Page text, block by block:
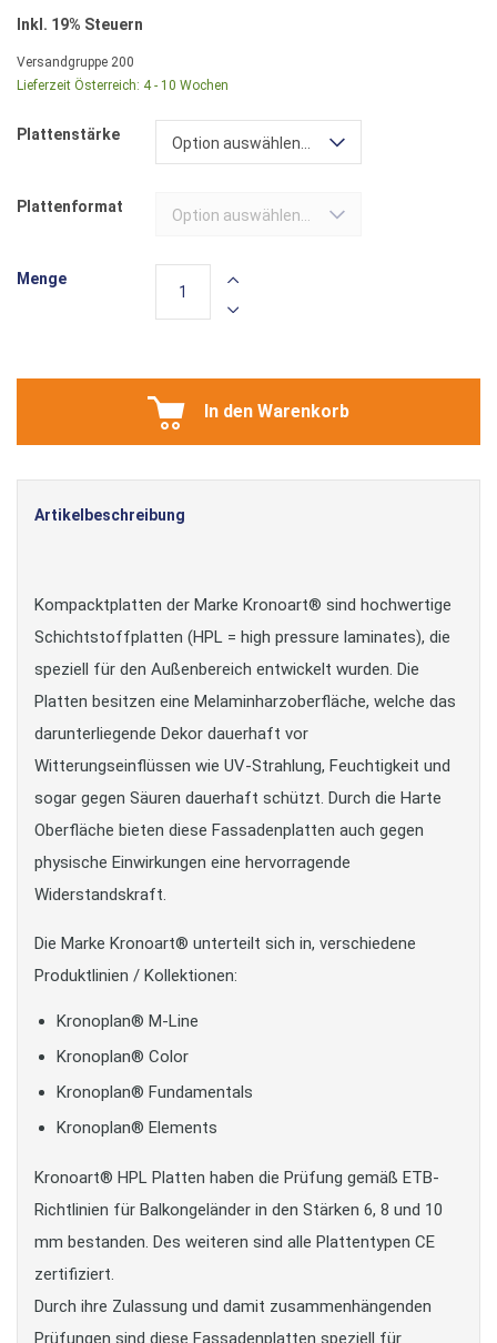
Inkl. 19% Steuern
Versandgruppe 200
Lieferzeit Österreich: 4 - 10 Wochen
Plattenstärke Option auswählen...
Plattenformat Option auswählen...
Menge
In den Warenkorb
Artikelbeschreibung
Kompacktplatten der Marke Kronoart® sind hochwertige
Schichtstoffplatten (HPL = high pressure laminates), die
speziell für den Außenbereich entwickelt wurden. Die
Platten besitzen eine Melaminharzoberfläche, welche das
darunterliegende Dekor dauerhaft vor
Witterungseinflüssen wie UV-Strahlung, Feuchtigkeit und
sogar gegen Säuren dauerhaft schützt. Durch die Harte
Oberfläche bieten diese Fassadenplatten auch gegen
physische Einwirkungen eine hervorragende
Widerstandskraft.
Die Marke Kronoart® unterteilt sich in, verschiedene
Produktlinien / Kollektionen:
Kronoplan® M-Line
Kronoplan® Color
Kronoplan® Fundamentals
Kronoplan® Elements
Kronoart® HPL Platten haben die Prüfung gemäß ETB-
Richtlinien für Balkongeländer in den Stärken 6, 8 und 10
mm bestanden. Des weiteren sind alle Plattentypen CE
zertifiziert.
Durch ihre Zulassung und damit zusammenhängenden
Prüfungen sind diese Fassadenplatten speziell für